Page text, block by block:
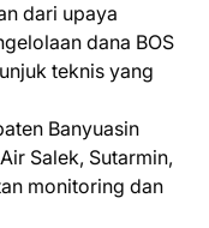
dari upaya
dana BOS
teknis yang
Banyuasin
Salek, Sutarmin,
monitoring dan